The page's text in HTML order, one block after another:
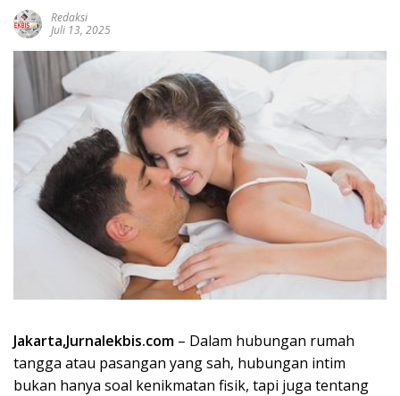
Redaksi
Juli 13, 2025
Jakarta,Jurnalekbis.com – Dalam hubungan rumah
tangga atau pasangan yang sah, hubungan intim
bukan hanya soal kenikmatan fisik, tapi juga tentang